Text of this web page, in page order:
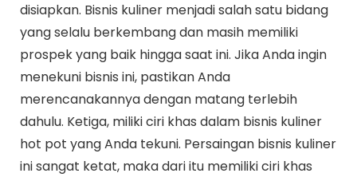
disiapkan. Bisnis kuliner menjadi salah satu bidang
yang selalu berkembang dan masih memiliki
prospek yang baik hingga saat ini. Jika Anda ingin
menekuni bisnis ini, pastikan Anda
merencanakannya dengan matang terlebih
dahulu. Ketiga, miliki ciri khas dalam bisnis kuliner
hot pot yang Anda tekuni. Persaingan bisnis kuliner
ini sangat ketat, maka dari itu memiliki ciri khas